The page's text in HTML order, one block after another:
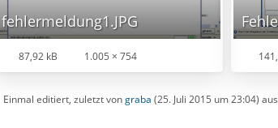
fehlermeldung1.JPG
87,92 kB 1.005 × 754
Einmal editiert, zuletzt vongraba (25. Juli 2015 um 23:04)